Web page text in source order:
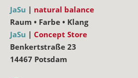
JaSu | natural balance
Raum • Farbe • Klang
JaSu | Concept Store
Benkertstraße 23
14467 Potsdam